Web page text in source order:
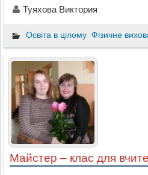
Туяхова Виктория
Освіта в цілому Фізичне
Майстер – клас для